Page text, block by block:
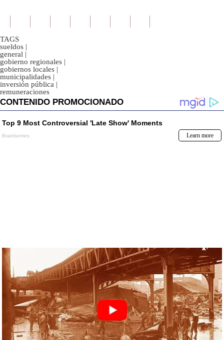
TAGS
sueldos |
general |
gobierno regionales |
gobiernos locales |
municipalidades |
inversión pública |
remuneraciones